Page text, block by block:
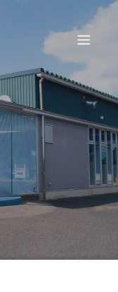
メ
ュ
ー